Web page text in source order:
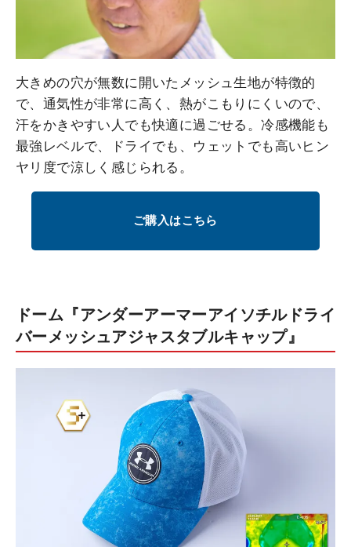
大きめの穴が無数に開いたメッシュ生地が特徴的
で、通気性が非常に高く、熱がこもりにくいので、
汗をかきやすい人でも快適に過ごせる。冷感機能も
最強レベルで、ドライでも、ウェットでも高いヒン
ヤリ度で涼しく感じられる。
ご購入はこちら
ドーム『アンダーアーマーアイソチルドライ
バーメッシュアジャスタブルキャップ』